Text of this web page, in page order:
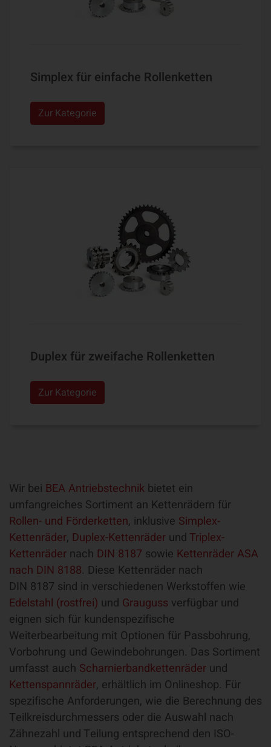
Simplex für einfache Rollenketten
Zur Kategorie
Duplex für zweifache Rollenketten
Zur Kategorie
Wir bei BEA Antriebstechnik bietet ein
umfangreiches Sortiment an Kettenrädern für
Rollen- und Förderketten, inklusive Simplex-
Kettenräder, Duplex-Kettenräder und Triplex-
Kettenräder nach DIN 8187 sowie Kettenräder ASA
nach DIN 8188. Diese Kettenräder nach
DIN 8187 sind in verschiedenen Werkstoffen wie
Edelstahl (rostfrei) und Grauguss verfügbar und
eignen sich für kundenspezifische
Weiterbearbeitung mit Optionen für Passbohrung,
Vorbohrung und Gewindebohrungen. Das Sortiment
umfasst auch Scharnierbandkettenräder und
Kettenspannräder, erhältlich im Onlineshop. Für
spezifische Anforderungen, wie die Berechnung des
Teilkreisdurchmessers oder die Auswahl nach
Zähnezahl und Teilung entsprechend den ISO-